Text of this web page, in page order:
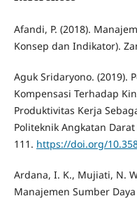
Afandi, P. (2018).
Konsep dan Indikator).
Aguk Sridaryono. (2019).
Kompensasi Terhadap
Produktivitas Kerja
Politeknik Angkatan
111. https://doi.org/
Ardana, I. K., Mujiati, N.
Manajemen Sumber